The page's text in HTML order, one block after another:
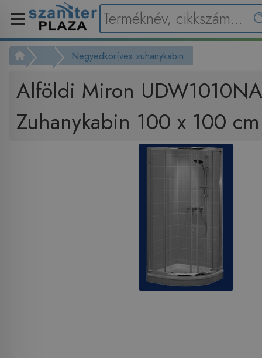
... Negyedköríves zuhanykabin
Alföldi Miron
Zuhanykabin 100 x 100 cm